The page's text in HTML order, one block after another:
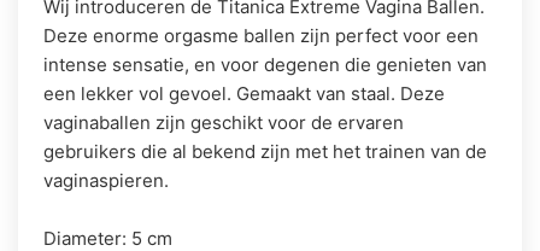
Wij introduceren de Titanica Extreme Vagina Ballen.
Deze enorme orgasme ballen zijn perfect voor een
intense sensatie, en voor degenen die genieten van
een lekker vol gevoel. Gemaakt van staal. Deze
vaginaballen zijn geschikt voor de ervaren
gebruikers die al bekend zijn met het trainen van de
vaginaspieren.
Diameter: 5 cm